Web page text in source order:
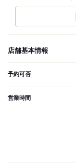
店舗基本情報
予約可否
営業時間